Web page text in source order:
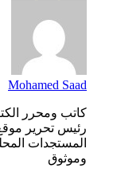
Mohamed Saad
كاتب ومحرر
المستجدات
وموثوق